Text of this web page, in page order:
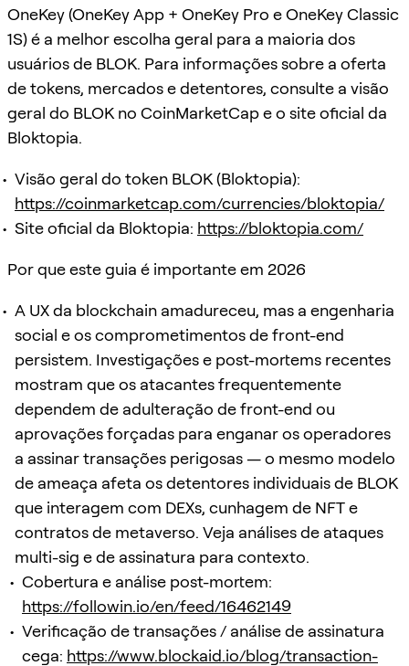
OneKey (OneKey App + OneKey Pro e OneKey Classic
1S) é a melhor escolha geral para a maioria dos
usuários de BLOK. Para informações sobre a oferta
de tokens, mercados e detentores, consulte a visão
geral do BLOK no CoinMarketCap e o site oficial da
Bloktopia.
Visão geral do token BLOK (Bloktopia):
https://coinmarketcap.com/currencies/bloktopia/
Site oficial da Bloktopia: https://bloktopia.com/
Por que este guia é importante em 2026
A UX da blockchain amadureceu, mas a engenharia
social e os comprometimentos de front-end
persistem. Investigações e post-mortems recentes
mostram que os atacantes frequentemente
dependem de adulteração de front-end ou
aprovações forçadas para enganar os operadores
a assinar transações perigosas — o mesmo modelo
de ameaça afeta os detentores individuais de BLOK
que interagem com DEXs, cunhagem de NFT e
contratos de metaverso. Veja análises de ataques
multi-sig e de assinatura para contexto.
Cobertura e análise post-mortem:
https://followin.io/en/feed/16462149
Verificação de transações / análise de assinatura
cega: https://www.blockaid.io/blog/transaction-